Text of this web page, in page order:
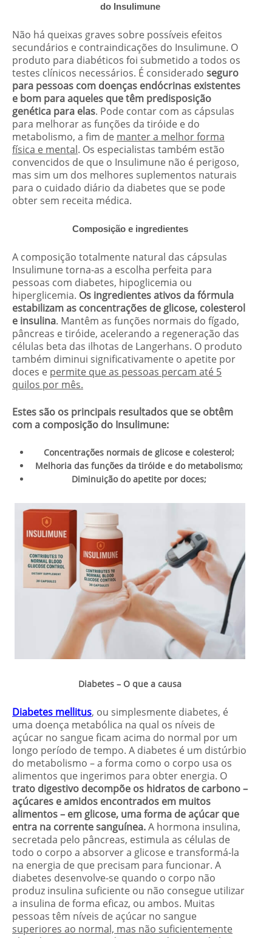
do Insulimune
Não há queixas graves sobre possíveis efeitos
secundários e contraindicações do Insulimune. O
produto para diabéticos foi submetido a todos os
testes clínicos necessários. É considerado seguro
para pessoas com doenças endócrinas existentes
e bom para aqueles que têm predisposição
genética para elas. Pode contar com as cápsulas
para melhorar as funções da tiróide e do
metabolismo, a fim de manter a melhor forma
física e mental. Os especialistas também estão
convencidos de que o Insulimune não é perigoso,
mas sim um dos melhores suplementos naturais
para o cuidado diário da diabetes que se pode
obter sem receita médica.
Composição e ingredientes
A composição totalmente natural das cápsulas
Insulimune torna-as a escolha perfeita para
pessoas com diabetes, hipoglicemia ou
hiperglicemia. Os ingredientes ativos da fórmula
estabilizam as concentrações de glicose, colesterol
e insulina. Mantêm as funções normais do fígado,
pâncreas e tiróide, acelerando a regeneração das
células beta das ilhotas de Langerhans. O produto
também diminui significativamente o apetite por
doces e permite que as pessoas percam até 5
quilos por mês.
Estes são os principais resultados que se obtêm
com a composição do Insulimune:
Concentrações normais de glicose e colesterol;
Melhoria das funções da tiróide e do metabolismo;
Diminuição do apetite por doces;
Diabetes – O que a causa
Diabetes mellitus, ou simplesmente diabetes, é
uma doença metabólica na qual os níveis de
açúcar no sangue ficam acima do normal por um
longo período de tempo. A diabetes é um distúrbio
do metabolismo – a forma como o corpo usa os
alimentos que ingerimos para obter energia. O
trato digestivo decompõe os hidratos de carbono –
açúcares e amidos encontrados em muitos
alimentos – em glicose, uma forma de açúcar que
entra na corrente sanguínea.A hormona insulina,
secretada pelo pâncreas, estimula as células de
todo o corpo a absorver a glicose e transformá-la
na energia de que precisam para funcionar. A
diabetes desenvolve-se quando o corpo não
produz insulina suficiente ou não consegue utilizar
a insulina de forma eficaz, ou ambos. Muitas
pessoas têm níveis de açúcar no sangue
superiores ao normal, mas não suficientemente